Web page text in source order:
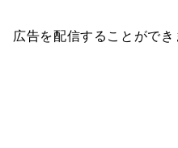
広告を配信することができ